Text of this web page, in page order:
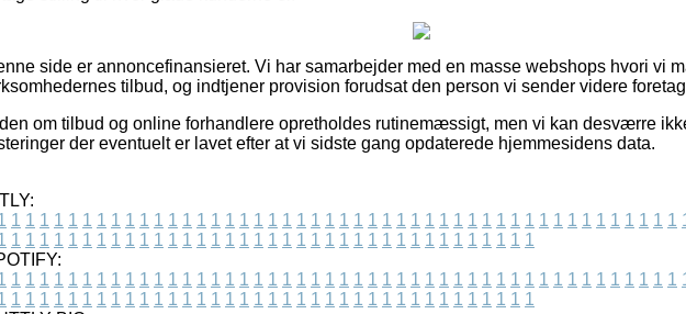
side er annoncefinansieret. Vi har samarbejder med en masse webshops hvori vi
tilbud, og indtjener provision forudsat den person vi sender videre
om tilbud og online forhandlere opretholdes rutinemæssigt, men vi kan desværre
der eventuelt er lavet efter at vi sidste gang opdaterede hjemmesidens data.
1 1 1 1 1 1 1 1 1 1 1 1 1 1 1 1 1 1 1 1 1 1 1 1 1 1 1 1 1 1 1 1 1 1 1 1 1 1 1 1 1 1 1 1 1 1 1
1 1 1 1 1 1 1 1 1 1 1 1 1 1 1 1 1 1 1 1 1 1 1 1 1 1 1 1 1 1 1 1 1 1 1 1 1
1 1 1 1 1 1 1 1 1 1 1 1 1 1 1 1 1 1 1 1 1 1 1 1 1 1 1 1 1 1 1 1 1 1 1 1 1 1 1 1 1 1 1 1 1 1 1
1 1 1 1 1 1 1 1 1 1 1 1 1 1 1 1 1 1 1 1 1 1 1 1 1 1 1 1 1 1 1 1 1 1 1 1 1